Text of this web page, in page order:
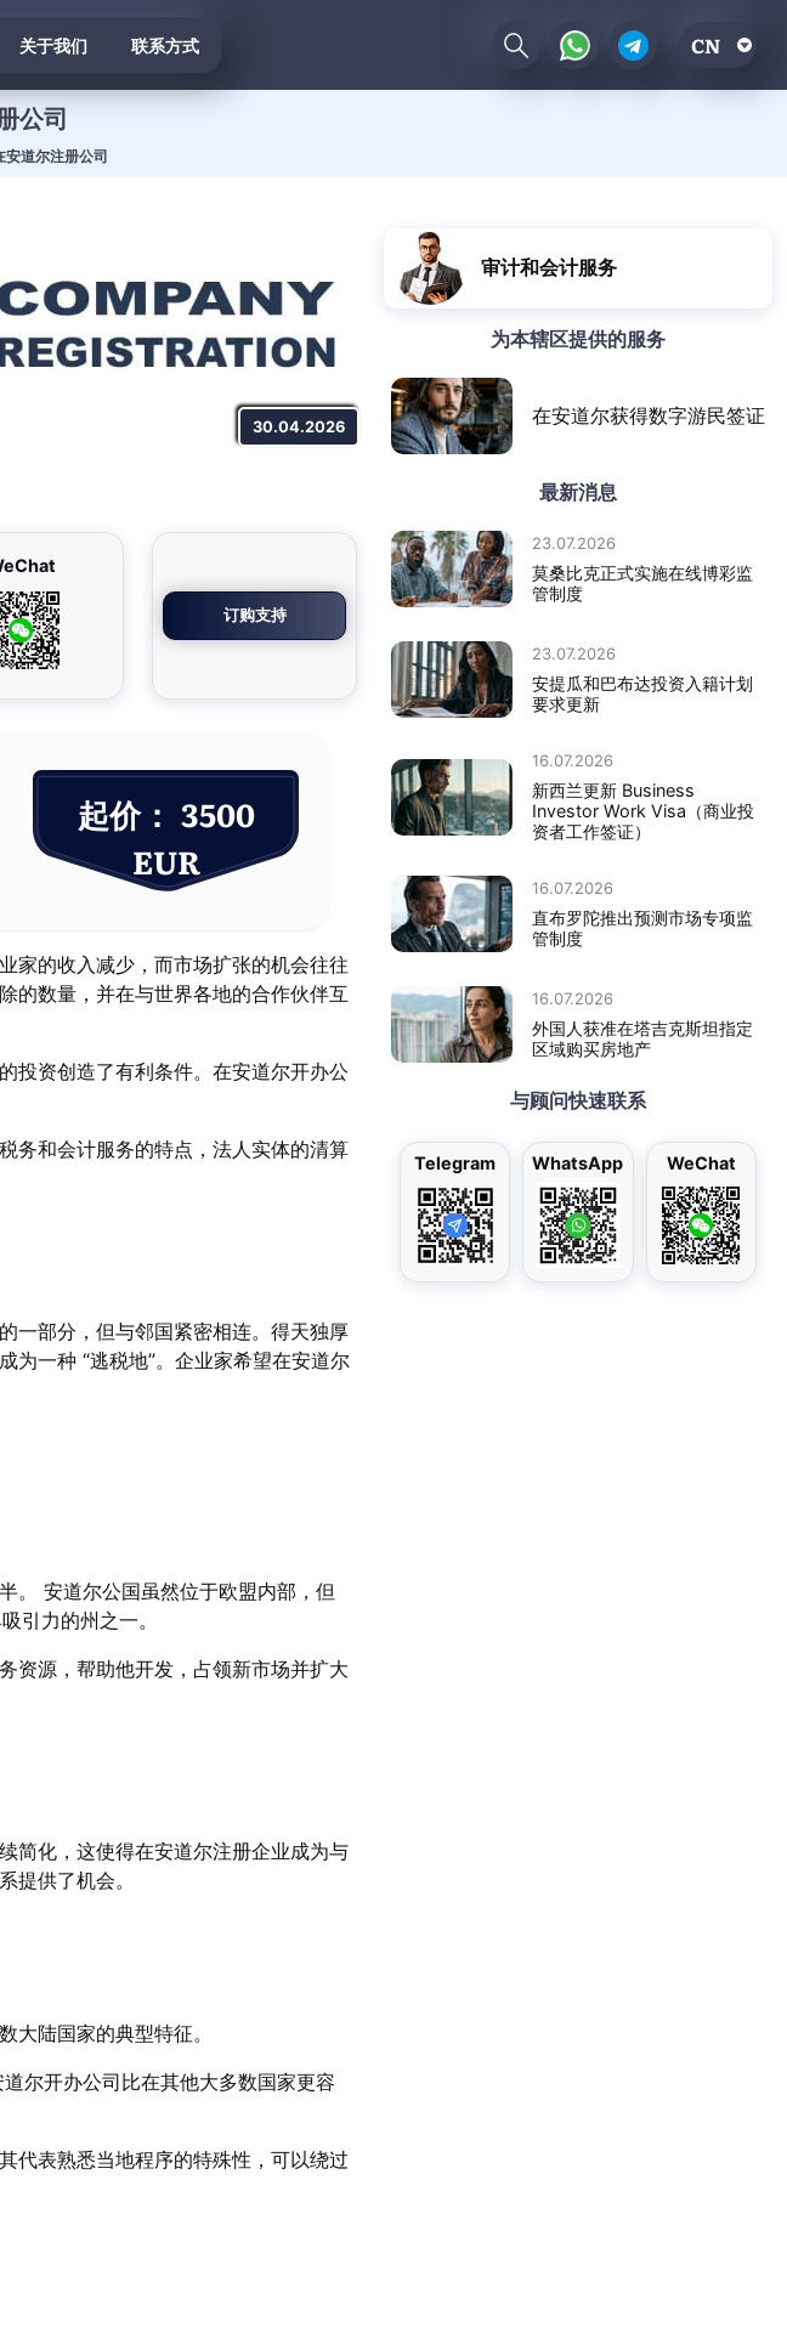
关于我们 联系方式 CN
公司
安道尔注册公司
30.04.2026
订购支持
起价： 3500
EUR
家的收入减少，而市场扩张的机会往往
的数量，并在与世界各地的合作伙伴互
投资创造了有利条件。在安道尔开办公
务和会计服务的特点，法人实体的清算
一部分，但与邻国紧密相连。得天独厚
为一种 “逃税地”。企业家希望在安道尔
。 安道尔公国虽然位于欧盟内部，但
引力的州之一。
资源，帮助他开发，占领新市场并扩大
简化，这使得在安道尔注册企业成为与
提供了机会。
大陆国家的典型特征。
尔开办公司比在其他大多数国家更容
代表熟悉当地程序的特殊性，可以绕过
审计和会计服务
为本辖区提供的服务
在安道尔获得数字游民签证
最新消息
23.07.2026
莫桑比克正式实施在线博彩监
管制度
23.07.2026
安提瓜和巴布达投资入籍计划
要求更新
16.07.2026
新西兰更新 Business
Investor Work Visa（商业投
资者工作签证）
16.07.2026
直布罗陀推出预测市场专项监
管制度
16.07.2026
外国人获准在塔吉克斯坦指定
区域购买房地产
与顾问快速联系
Telegram WhatsApp WeChat